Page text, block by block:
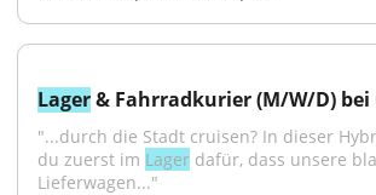
Lager & Fahrradkurier (M/W/D) bei
"...durch die Stadt cruisen? In dieser
du zuerst im Lager dafür, dass unsere
Lieferwagen..."